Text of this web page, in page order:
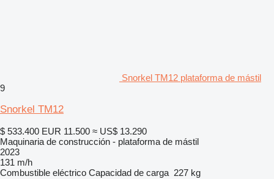
Snorkel TM12 plataforma de mástil
9
Snorkel TM12
$ 533.400 EUR 11.500 ≈ US$ 13.290
Maquinaria de construcción - plataforma de mástil
2023
131 m/h
Combustible eléctrico Capacidad de carga 227 kg